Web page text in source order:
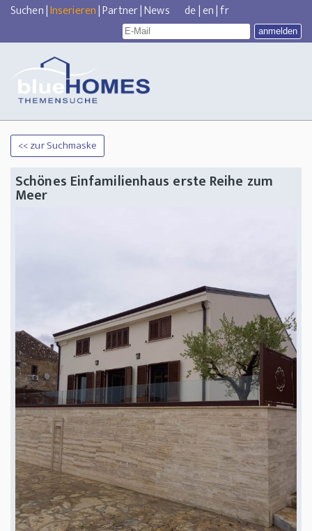
Suchen|Inserieren|Partner|News de|en|fr
<< zur Suchmaske
Schönes Einfamilienhaus erste Reihe zum
Meer